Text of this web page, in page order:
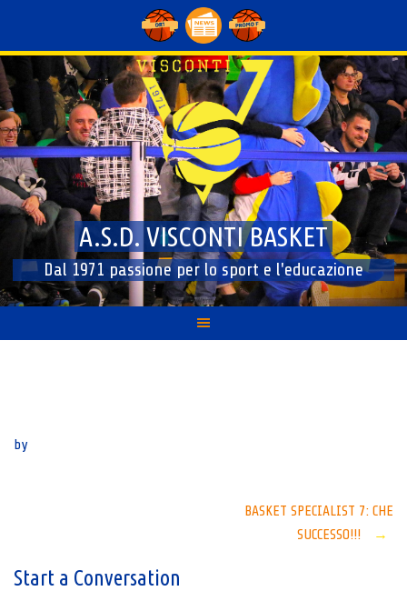
content
A.S.D. VISCONTI BASKET
Dal 1971 passione per lo sport e l'educazione
by
BASKET SPECIALIST 7: CHE
SUCCESSO!!!
→
Start a Conversation